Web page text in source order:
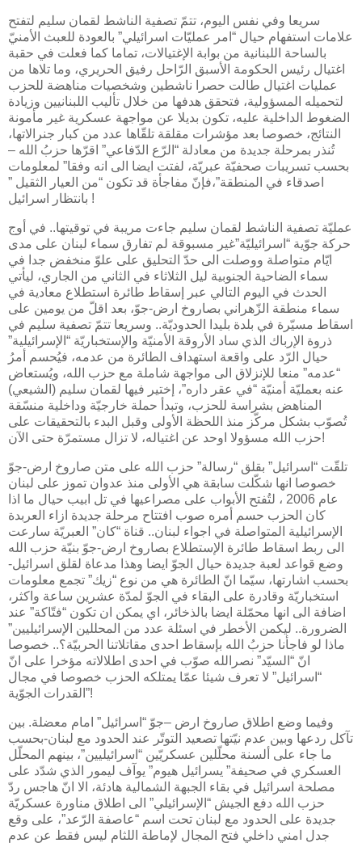
سريعا وفي نفس اليوم، تتمّ تصفية الناشط ​لقمان سليم​ لتفتح
علامات استفهام حيال “امر عمليّات اسرائيلي” بالعودة للعبث الأمنيّ
بالساحة اللبنانية من بوابة الإغتيالات، تماما كما فعلت في حقبة
اغتيال رئيس ​الحكومة​ الأسبق الرّاحل ​رفيق الحريري​، وما تلاها من
عمليات اغتيال طالت حصرا ناشطين وشخصيات مناهضة للحزب
لتحميله المسؤولية، فتحقق هدفها من خلال تأليب اللبنانيين وزيادة
الضغوط الداخلية عليه، تكون بديلا عن مواجهة عسكرية غير مأمونة
النتائج، خصوصا بعد مؤشرات مقلقة تلقّاها عدد من كبار جنرالاتها،
تُنذر بمرحلة جديدة من معادلة “الرّع الدّفاعي” اقرّها حزبُ الله –
بحسب تسريبات صحفيّة عبريّة، لفتت ايضا الى انه وفقا” لمعلومات
اصدقاء في المنطقة”،فإنّ مفاجأة قد تكون “من العيار الثقيل ”
بانتظار اسرائيل !
عمليّة تصفية الناشط لقمان سليم جاءت مريبة في توقيتها.. في أوج
حركة جوّية “اسرائيليّة”غير مسبوقة لم تفارق سماء لبنان على مدى
ايّام متواصلة ووصلت الى حدّ التحليق على علوّ منخفض جدا في
سماء ​الضاحية الجنوبية​ ليل الثلاثاء في الثاني من الجاري، ليأتي
الحدث في اليوم التالي عبر إسقاط ​طائرة​ استطلاع معادية في
سماء منطقة الزّهراني بصاروخ ارض-جوّ، بعد اقلّ من يومين على
اسقاط مسيّرة في بلدة ​بليدا​ الحدوديّة.. وسريعا تتمّ تصفية سليم في
ذروة الإرباك الذي ساد الأروقة الأمنيّة والإستخباريّة “الإسرائيلية”
حيال الرّد على واقعة استهداف الطائرة من عدمه، فيُحسم أمرُ
“عدمه” منعا للإنزلاق الى مواجهة شاملة مع حزب الله، ويُستعاض
عنه بعمليّة أمنيّة “في عقر داره”، إختير فيها لقمان سليم (الشيعي)
المناهض بشراسة للحزب، وتبدأ حملة خارجيّة وداخلية منسّقة
تُصوّب بشكل مركّز منذ اللحظة الأولى وقبل البدء ب​التحقيقات​ على
حزب الله مسؤولا اوحد عن اغتياله، لا تزال مستمرّة حتى الآن!
تلقّت “اسرائيل” بقلق “رسالة” حزب الله على متن صاروخ ارض-جوّ
خصوصا انها شكّلت سابقة هي الأولى منذ عدوان تموز على لبنان
عام 2006 ، لتُفتح الأبواب على مصراعيها في تل ابيب حيال ما اذا
كان الحزب حسم أمره صوب افتتاح مرحلة جديدة ازاء العربدة
الإسرائيلية المتواصلة في اجواء لبنان.. قناة “كان” العبريّة سارعت
الى ربط اسقاط طائرة الإستطلاع بصاروخ ارض-جوّ بنيّة حزب الله
وضع قواعد لعبة جديدة حيال الجوّ ايضا وهذا مدعاة لقلق اسرائيل-
بحسب اشارتها، سيّما انّ الطائرة هي من نوع “زيك” تجمع معلومات
استخباريّة وقادرة على البقاء في الجوّ لمدّة عشرين ساعة واكثر،
اضافة الى انها محمّلة ايضا بالذخائر، اي يمكن ان تكون “فتّاكة” عند
الضرورة.. ليكمن الأخطر في اسئلة عدد من المحللين الإسرائيليين”
ماذا لو فاجأنا حزبُ الله بإسقاط احدى مقاتلاتنا الحربيّة؟.. خصوصا
انّ “السيّد” ​نصرالله​ صوّب في احدى اطلالاته مؤخرا على انّ
“اسرائيل” لا تعرف شيئا عمّا يمتلكه الحزب خصوصا في مجال
القدرات الجوّية”!
وفيما وضع اطلاق صاروخ ارض –جوّ “اسرائيل” امام معضلة. بين
تآكل ردعها وبين عدم نيّتها تصعيد التوتّر عند الحدود مع لبنان-بحسب
ما جاء على ألسنة محلّلين عسكريّين “اسرائيليين”، بينهم المحلّل
العسكري في صحيفة” يسرائيل هيوم” يوآف ليمور الذي شدّد على
مصلحة اسرائيل في بقاء الجبهة الشمالية هادئة، الا انّ هاجس ردّ
حزب الله دفع الجيش “الإسرائيلي” الى اطلاق مناورة عسكريّة
جديدة على الحدود مع لبنان تحت اسم “عاصفة الرّعد”، على وقع
جدل امني داخلي فتح المجال لإماطة اللثام ليس فقط عن عدم